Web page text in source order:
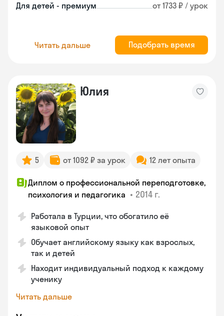
Для детей - премиум от 1733 ₽ / урок
Читать дальше Подобрать время
Юлия
5 от 1092 ₽ за урок 12 лет опыта
Диплом о профессиональной переподготовке,
психология и педагогика • 2014 г.
Работала в Турции, что обогатило её
языковой опыт
Обучает английскому языку как взрослых,
так и детей
Находит индивидуальный подход к каждому
ученику
Читать дальше